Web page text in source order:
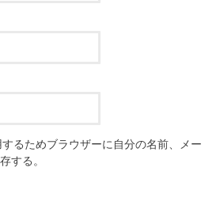
るためブラウザーに自分の名前、メー
する。